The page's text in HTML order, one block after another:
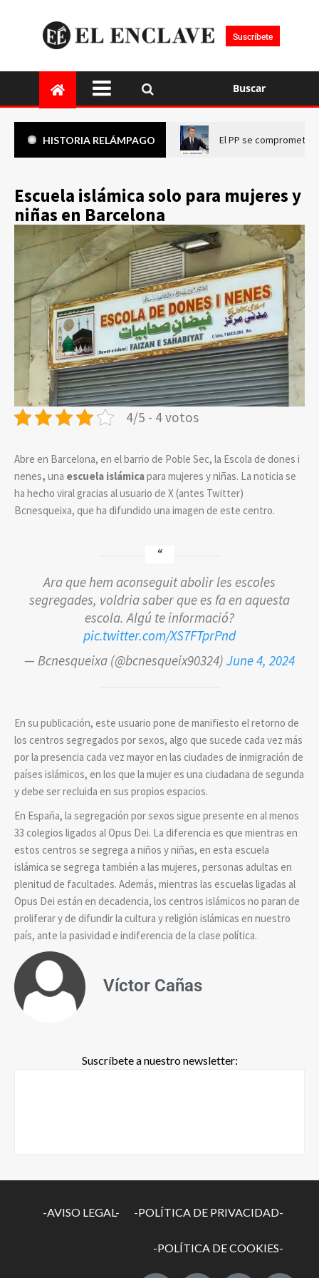
Suscríbete
Buscar
HISTORIA RELÁMPAGO El PP se compromete
Escuela islámica solo para mujeres y
niñas en Barcelona
4/5 - 4 votos
Abre en Barcelona, en el barrio de Poble Sec, la Escola de dones i
nenes, una escuela islámicapara mujeres y niñas. La noticia se
ha hecho viral gracias al usuario de X (antes Twitter)
Bcnesqueixa, que ha difundido una imagen de este centro.
Ara que hem aconseguit abolir les escoles
segregades, voldria saber que es fa en aquesta
escola. Algú te informació?
pic.twitter.com/XS7FTprPnd
— Bcnesqueixa (@bcnesqueix90324) June 4, 2024
En su publicación, este usuario pone de manifiesto el retorno de
los centros segregados por sexos, algo que sucede cada vez más
por la presencia cada vez mayor en las ciudades de inmigración de
países islámicos, en los que la mujer es una ciudadana de segunda
y debe ser recluida en sus propios espacios.
En España, la segregación por sexos sigue presente en al menos
33 colegios ligados al Opus Dei. La diferencia es que mientras en
estos centros se segrega a niños y niñas, en esta escuela
islámica se segrega también a las mujeres, personas adultas en
plenitud de facultades. Además, mientras las escuelas ligadas al
Opus Dei están en decadencia, los centros islámicos no paran de
proliferar y de difundir la cultura y religión islámicas en nuestro
país, ante la pasividad e indiferencia de la clase política.
Víctor Cañas
Suscríbete a nuestro newsletter:
-AVISO LEGAL- -POLÍTICA DE PRIVACIDAD-
-POLÍTICA DE COOKIES-